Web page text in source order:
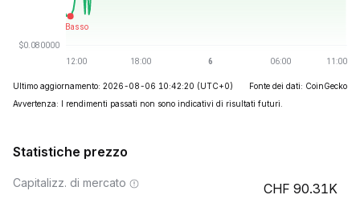
Ultimo aggiornamento: 2026-08-06 10:42:20 (UTC+0)
Fonte dei dati: CoinGecko
Avvertenza: I rendimenti passati non sono indicativi di risultati futuri.
Statistiche prezzo
Capitalizz. di mercato 90.31K